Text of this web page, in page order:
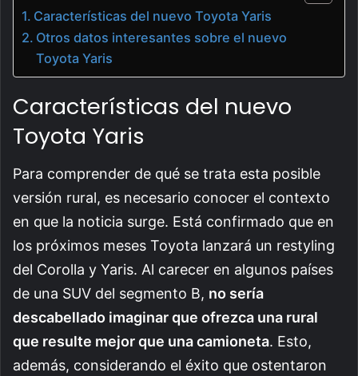
Características del nuevo Toyota Yaris
Otros datos interesantes sobre el nuevo
Toyota Yaris
Características del nuevo
Toyota Yaris
Para comprender de qué se trata esta posible
versión rural, es necesario conocer el contexto
en que la noticia surge. Está confirmado que en
los próximos meses Toyota lanzará un restyling
del Corolla y Yaris. Al carecer en algunos países
de una SUV del segmento B, no sería
descabellado imaginar que ofrezca una rural
que resulte mejor que una camioneta. Esto,
además, considerando el éxito que ostentaron